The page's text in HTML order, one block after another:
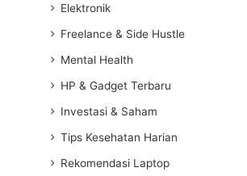
Elektronik
Freelance & Side Hustle
Mental Health
HP & Gadget Terbaru
Investasi & Saham
Tips Kesehatan Harian
Rekomendasi Laptop